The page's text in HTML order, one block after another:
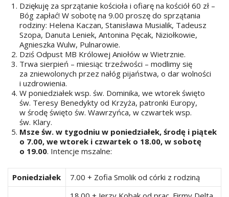
Dziękuję za sprzątanie kościoła i ofiarę na kościół 60 zł –
Bóg zapłać! W sobotę na 9.00 proszę do sprzątania
rodziny: Helena Kaczan, Stanisława Musialik, Tadeusz
Szopa, Danuta Leniek, Antonina Pęcak, Niziołkowie,
Agnieszka Wulw, Pulnarowie.
Dziś Odpust MB Królowej Aniołów w Wietrznie.
Trwa sierpień – miesiąc trzeźwości – modlimy się
za zniewolonych przez nałóg pijaństwa, o dar wolności
i uzdrowienia.
W poniedziałek wsp. św. Dominika, we wtorek święto
św. Teresy Benedykty od Krzyża, patronki Europy,
w środę święto św. Wawrzyńca, w czwartek wsp.
św. Klary.
Msze św. w tygodniu w poniedziałek, środę i piątek
o 7.00, we wtorek i czwartek o 18.00, w sobotę
o 19.00. Intencje mszalne:
Poniedziałek 7.00 + Zofia Smolik od córki z rodziną